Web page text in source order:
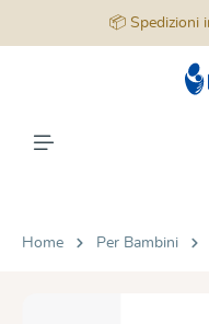
📦 Spedizioni
Home Per Bambini